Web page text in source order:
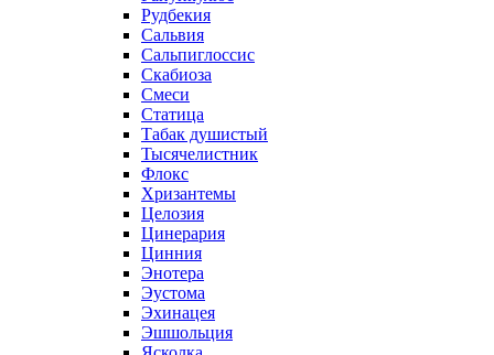
Рудбекия
Сальвия
Сальпиглоссис
Скабиоза
Смеси
Статица
Табак душистый
Тысячелистник
Флокс
Хризантемы
Целозия
Цинерария
Цинния
Энотера
Эустома
Эхинацея
Эшшольция